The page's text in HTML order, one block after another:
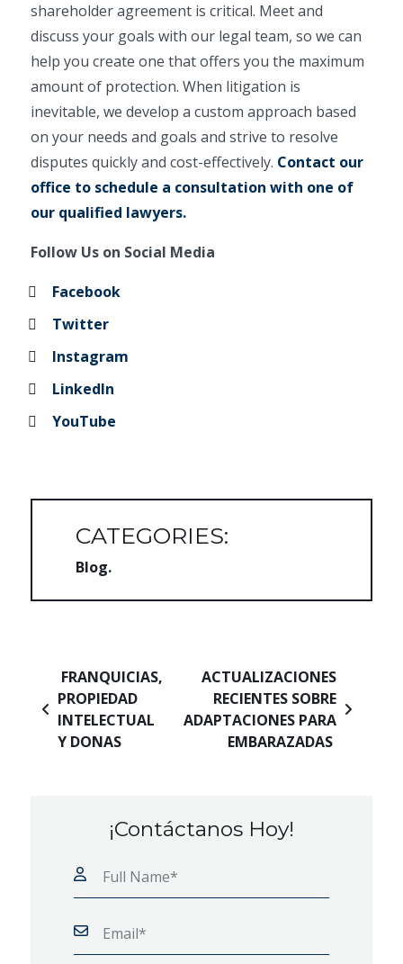
shareholder agreement is critical. Meet and
discuss your goals with our legal team, so we can
help you create one that offers you the maximum
amount of protection. When litigation is
inevitable, we develop a custom approach based
on your needs and goals and strive to resolve
disputes quickly and cost-effectively. Contact our
office to schedule a consultation with one of
our qualified lawyers.
Follow Us on Social Media
Facebook
Twitter
Instagram
LinkedIn
YouTube
CATEGORIES:
Blog
Navegación de entradas
FRANQUICIAS,
PROPIEDAD
INTELECTUAL
Y DONAS
ACTUALIZACIONES
RECIENTES SOBRE
ADAPTACIONES PARA
EMBARAZADAS
¡Contáctanos Hoy!